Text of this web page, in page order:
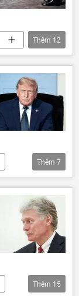
Thêm 12
Thêm 7
Thêm 15